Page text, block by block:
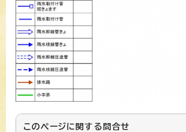
このページに関する 問合せ